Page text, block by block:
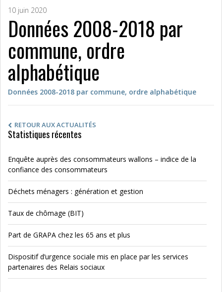
10 juin 2020
Données 2008-2018 par
commune, ordre
alphabétique
Données 2008-2018 par commune, ordre alphabétique
RETOUR AUX ACTUALITÉS
Statistiques récentes
Enquête auprès des consommateurs wallons – indice de la
confiance des consommateurs
Déchets ménagers : génération et gestion
Taux de chômage (BIT)
Part de GRAPA chez les 65 ans et plus
Dispositif d’urgence sociale mis en place par les services
partenaires des Relais sociaux